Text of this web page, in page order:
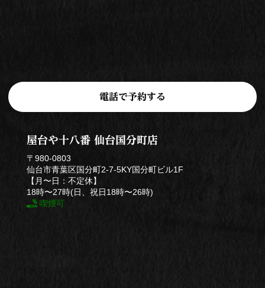
電話で予約する
屋台や十八番 仙台国分町店
〒980-0803
仙台市青葉区国分町2-7-5KY国分町ビル1F
【月〜日：不定休】
18時〜27時(日、祝日18時〜26時)
喫煙可